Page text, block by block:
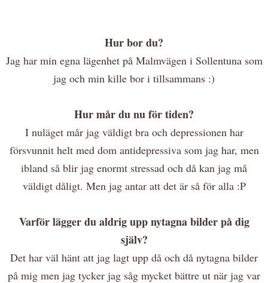
Hur bor du?
Jag har min egna lägenhet på Malmvägen i Sollentuna som
jag och min kille bor i tillsammans :)
Hur mår du nu för tiden?
I nuläget mår jag väldigt bra och depressionen har
försvunnit helt med dom antidepressiva som jag har, men
ibland så blir jag enormt stressad och då kan jag må
väldigt dåligt. Men jag antar att det är så för alla :P
Varför lägger du aldrig upp nytagna bilder på dig
själv?
Det har väl hänt att jag lagt upp då och då nytagna bilder
på mig men jag tycker jag såg mycket bättre ut när jag var